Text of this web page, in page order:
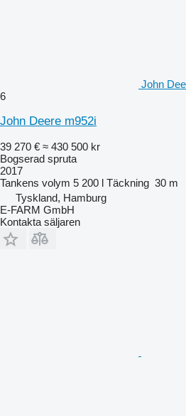
John
6
John Deere m952i
39 270 € ≈ 430 500 kr
Bogserad spruta
2017
Tankens volym 5 200 l Täckning 30 m
Tyskland, Hamburg
E-FARM GmbH
Kontakta säljaren